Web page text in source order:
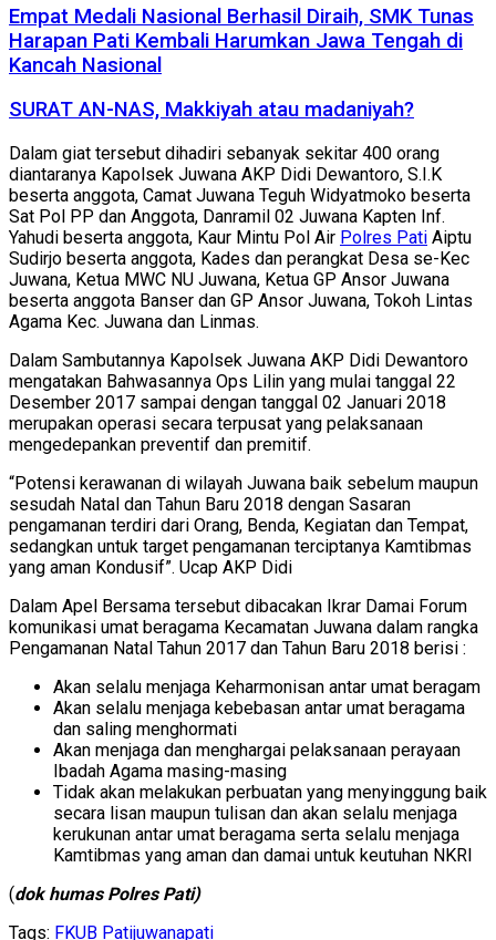
Empat Medali Nasional Berhasil Diraih, SMK Tunas
Harapan Pati Kembali Harumkan Jawa Tengah di
Kancah Nasional
SURAT AN-NAS, Makkiyah atau madaniyah?
Dalam giat tersebut dihadiri sebanyak sekitar 400 orang
diantaranya Kapolsek Juwana AKP Didi Dewantoro, S.I.K
beserta anggota, Camat Juwana Teguh Widyatmoko beserta
Sat Pol PP dan Anggota, Danramil 02 Juwana Kapten Inf.
Yahudi beserta anggota, Kaur Mintu Pol Air Polres Pati Aiptu
Sudirjo beserta anggota, Kades dan perangkat Desa se-Kec
Juwana, Ketua MWC NU Juwana, Ketua GP Ansor Juwana
beserta anggota Banser dan GP Ansor Juwana, Tokoh Lintas
Agama Kec. Juwana dan Linmas.
Dalam Sambutannya Kapolsek Juwana AKP Didi Dewantoro
mengatakan Bahwasannya Ops Lilin yang mulai tanggal 22
Desember 2017 sampai dengan tanggal 02 Januari 2018
merupakan operasi secara terpusat yang pelaksanaan
mengedepankan preventif dan premitif.
“Potensi kerawanan di wilayah Juwana baik sebelum maupun
sesudah Natal dan Tahun Baru 2018 dengan Sasaran
pengamanan terdiri dari Orang, Benda, Kegiatan dan Tempat,
sedangkan untuk target pengamanan terciptanya Kamtibmas
yang aman Kondusif”. Ucap AKP Didi
Dalam Apel Bersama tersebut dibacakan Ikrar Damai Forum
komunikasi umat beragama Kecamatan Juwana dalam rangka
Pengamanan Natal Tahun 2017 dan Tahun Baru 2018 berisi :
Akan selalu menjaga Keharmonisan antar umat beragam
Akan selalu menjaga kebebasan antar umat beragama
dan saling menghormati
Akan menjaga dan menghargai pelaksanaan perayaan
Ibadah Agama masing-masing
Tidak akan melakukan perbuatan yang menyinggung baik
secara lisan maupun tulisan dan akan selalu menjaga
kerukunan antar umat beragama serta selalu menjaga
Kamtibmas yang aman dan damai untuk keutuhan NKRI
(dok humas Polres Pati)
Tags: FKUB Patijuwanapati